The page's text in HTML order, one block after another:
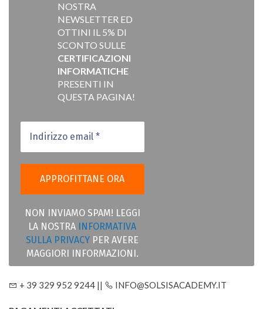
NOSTRA
NEWSLETTER ED
OTTINI IL 5% DI
SCONTO SULLE
CERTIFICAZIONI
INFORMATICHE
PRESENTI IN
QUESTA PAGINA!
NON INVIAMO SPAM! LEGGI
LA NOSTRA
INFORMATIVA
SULLA PRIVACY PER AVERE
MAGGIORI INFORMAZIONI.
+ 39 329 952 9244 || INFO@SOLSISACADEMY.IT